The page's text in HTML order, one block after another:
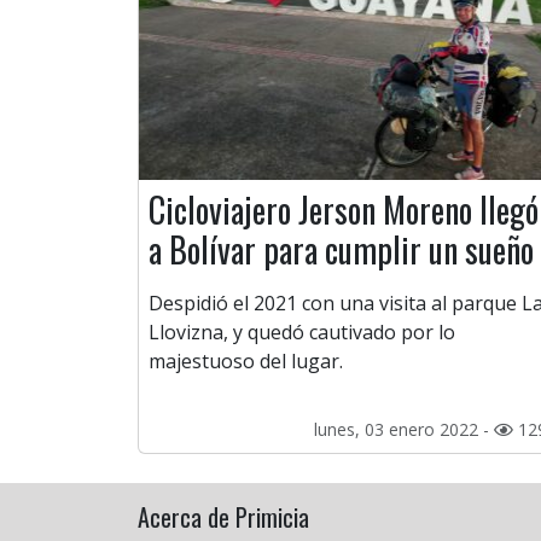
Cicloviajero Jerson Moreno llegó
a Bolívar para cumplir un sueño
Despidió el 2021 con una visita al parque
Llovizna, y quedó cautivado por lo
majestuoso del lugar.
lunes, 03 enero 2022 -
Acerca de Primicia